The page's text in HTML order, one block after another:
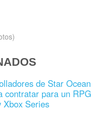
de Star Ocean
contratar para un RPG
Xbox Series